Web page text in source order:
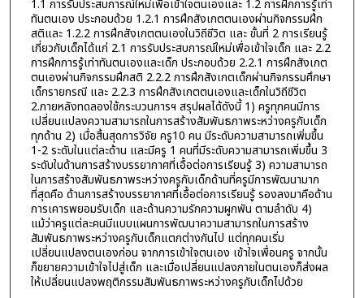
1.1 การรับประสบการณ์ใหม่เพื่อเข้าใจตนเองและ 1.2 การฝึกการรู้เท่า
ทันตนเอง ประกอบด้วย 1.2.1 การฝึกสังเกตตนเองผ่านกิจกรรมฝึก
สติและ 1.2.2 การฝึกสังเกตตนเองในวิถีชีวิต และ ขั้นที่ 2 การเรียนรู้
เกี่ยวกับเด็กได้แก่ 2.1 การรับประสบการณ์ใหม่เพื่อเข้าใจเด็ก และ 2.2
การฝึกการรู้เท่าทันตนเองและเด็ก ประกอบด้วย 2.2.1 การฝึกสังเกต
ตนเองผ่านกิจกรรมฝึกสติ 2.2.2 การฝึกสังเกตเด็กผ่านกิจกรรมศึกษา
เด็กรายกรณี และ 2.2.3 การฝึกสังเกตตนเองและเด็กในวิถีชีวิต
2.ภายหลังทดลองใช้กระบวนการฯ สรุปผลได้ดังนี้ 1) ครูทุกคนมีการ
เปลี่ยนแปลงความสามารถในการสร้างสัมพันธภาพระหว่างครูกับเด็ก
ทุกด้าน 2) เมื่อสิ้นสุดการวิจัย ครู10 คน มีระดับความสามารถเพิ่มขึ้น
1-2 ระดับในแต่ละด้าน และมีครู 1 คนที่มีระดับความสามารถเพิ่มขึ้น 3
ระดับในด้านการสร้างบรรยากาศที่เอื้อต่อการเรียนรู้ 3) ความสามารถ
ในการสร้างสัมพันธภาพระหว่างครูกับเด็กด้านที่ครูมีการพัฒนามาก
ที่สุดคือ ด้านการสร้างบรรยากาศที่เอื้อต่อการเรียนรู้ รองลงมาคือด้าน
การเคารพยอมรับเด็ก และด้านความรักความผูกพัน ตามลำดับ 4)
แม้ว่าครูแต่ละคนมีแบบแผนการพัฒนาความสามารถในการสร้าง
สัมพันธภาพระหว่างครูกับเด็กแตกต่างกันไป แต่ทุกคนเริ่ม
เปลี่ยนแปลงตนเองก่อน จากการเข้าใจตนเอง เข้าใจเพื่อนครู จากนั้น
ก็ขยายความเข้าใจไปสู่เด็ก และเมื่อเปลี่ยนแปลงภายในตนเองก็ส่งผล
ให้เปลี่ยนแปลงพฤติกรรมสัมพันธภาพระหว่างครูกับเด็กไปด้วย